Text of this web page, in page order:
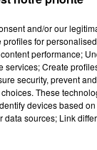
and/or our
for
performance;
Create
security, prevent
These
devices based
sources; Link